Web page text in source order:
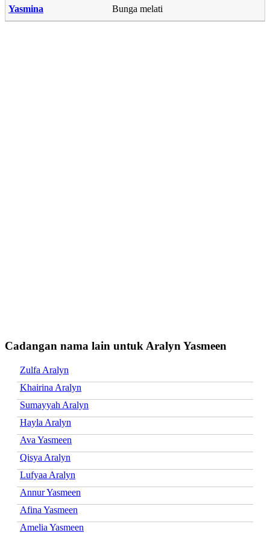
Yasmina Bunga melati
Cadangan nama lain untuk Aralyn Yasmeen
Zulfa Aralyn
Khairina Aralyn
Sumayyah Aralyn
Hayla Aralyn
Ava Yasmeen
Qisya Aralyn
Lufyaa Aralyn
Annur Yasmeen
Afina Yasmeen
Amelia Yasmeen